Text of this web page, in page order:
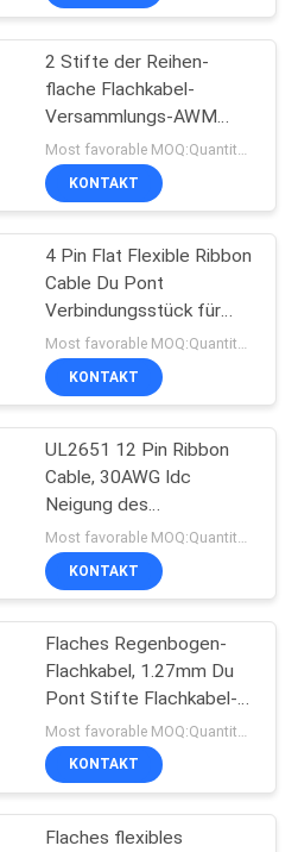
4 Kabel
26
165
33
2 Stifte der Reihen-
flache Flachkabel-
Versammlungs-AWM
UL2651 10 zu
weiblichem IDC
Most favorable MOQ:Quantität kann verkäuflich sein
KONTAKT
4 Pin Flat Flexible Ribbon
Cable Du Pont
Verbindungsstück für
vorbildliches Kabel Rc-
Hubschraubers
KONTAKT
UL2651 12 Pin Ribbon
Cable, 30AWG Idc
Neigung des
Verbindungsstück-Kabel-
1.27mm
KONTAKT
Flaches Regenbogen-
Flachkabel, 1.27mm Du
Pont Stifte Flachkabel-
20
KONTAKT
Flaches flexibles